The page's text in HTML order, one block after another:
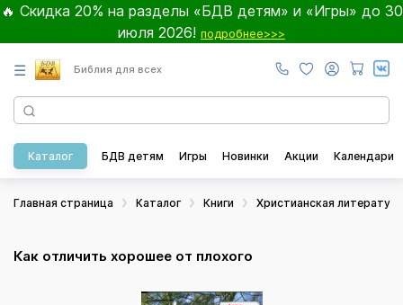
🔥 Скидка 20% на разделы «БДВ детям» и «Игры» до 30
июля 2026! подробнее>>>
☰ Библия для всех
Каталог БДВ детям Игры Новинки Акции Календари
Главная страница Каталог Книги Христианская литература
Как отличить хорошее от плохого